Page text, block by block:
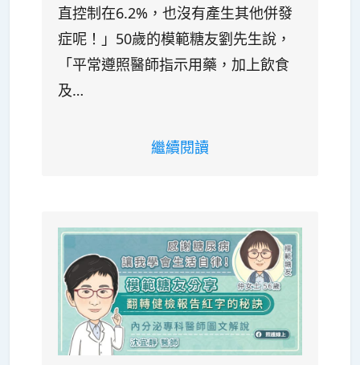
直控制在6.2%，也沒有產生其他併發
症呢！」50歲的模範糖友劉先生說，
「平常遵照醫師指示用藥，加上飲食
及…
繼續閱讀